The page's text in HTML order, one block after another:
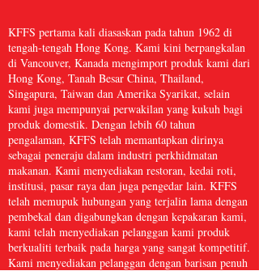
KFFS pertama kali diasaskan pada tahun 1962 di
tengah-tengah Hong Kong. Kami kini berpangkalan
di Vancouver, Kanada mengimport produk kami dari
Hong Kong, Tanah Besar China, Thailand,
Singapura, Taiwan dan Amerika Syarikat, selain
kami juga mempunyai perwakilan yang kukuh bagi
produk domestik. Dengan lebih 60 tahun
pengalaman, KFFS telah memantapkan dirinya
sebagai peneraju dalam industri perkhidmatan
makanan. Kami menyediakan restoran, kedai roti,
institusi, pasar raya dan juga pengedar lain. KFFS
telah memupuk hubungan yang terjalin lama dengan
pembekal dan digabungkan dengan kepakaran kami,
kami telah menyediakan pelanggan kami produk
berkualiti terbaik pada harga yang sangat kompetitif.
Kami menyediakan pelanggan dengan barisan penuh